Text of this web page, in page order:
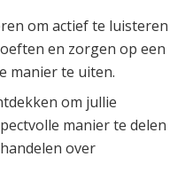
om actief te luisteren
en zorgen op een
manier te uiten.
om jullie
manier te delen
over